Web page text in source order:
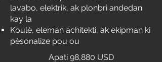
lavabo, elektrik, ak plonbri andedan
kay la
Koulè, eleman achitekti, ak ekipman ki
pèsonalize pou ou
Apati 98,880 USD